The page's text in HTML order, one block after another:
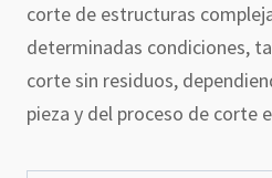
corte de estructuras
determinadas condiciones,
corte sin residuos,
pieza y del proceso de corte